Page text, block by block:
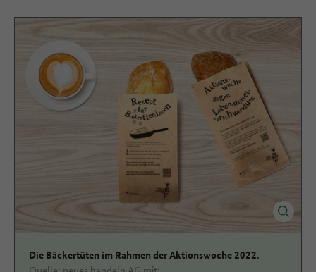
Die Bäckertüten im Rahmen der Aktionswoche 2022.